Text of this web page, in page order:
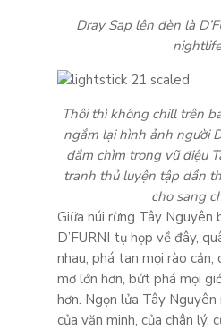
Dray Sap lên đèn là
Thôi thì không chill trên
ngắm lại hình ảnh người
đắm chìm trong vũ điệu
tranh thủ luyện tập dần
cho sang
Giữa núi rừng Tây Nguyên
D’FURNI tụ họp về đây,
nhau, phá tan mọi rào cản,
mơ lớn hơn, bứt phá mọi
hơn. Ngọn lửa Tây
của văn minh, của chân lý,